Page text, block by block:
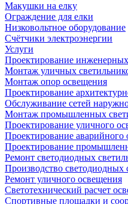
Макушки на елку
Ограждение для елки
Низковольтное оборудование
Счётчики электроэнергии
Услуги
Проектирование
Монтаж уличных
Монтаж опор освещения
Проектирование
Обслуживание сетей
Монтаж промышленных
Проектирование уличного
Проектирование аварийного
Проектирование
Ремонт светодиодных
Производство светодиодных
Ремонт уличного освещения
Светотехнический расчет
Спортивные площадки и